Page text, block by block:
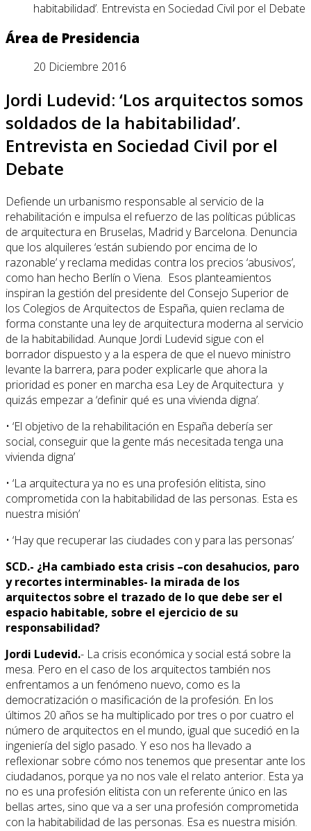
habitabilidad’. Entrevista en Sociedad Civil por el Debate
Área de Presidencia
20 Diciembre 2016
Jordi Ludevid: ‘Los arquitectos somos
soldados de la habitabilidad’.
Entrevista en Sociedad Civil por el
Debate
Defiende un urbanismo responsable al servicio de la
rehabilitación e impulsa el refuerzo de las políticas públicas
de arquitectura en Bruselas, Madrid y Barcelona. Denuncia
que los alquileres ‘están subiendo por encima de lo
razonable’ y reclama medidas contra los precios ‘abusivos’,
como han hecho Berlín o Viena. Esos planteamientos
inspiran la gestión del presidente del Consejo Superior de
los Colegios de Arquitectos de España, quien reclama de
forma constante una ley de arquitectura moderna al servicio
de la habitabilidad. Aunque Jordi Ludevid sigue con el
borrador dispuesto y a la espera de que el nuevo ministro
levante la barrera, para poder explicarle que ahora la
prioridad es poner en marcha esa Ley de Arquitectura y
quizás empezar a ‘definir qué es una vivienda digna’.
• ‘El objetivo de la rehabilitación en España debería ser
social, conseguir que la gente más necesitada tenga una
vivienda digna’
• ‘La arquitectura ya no es una profesión elitista, sino
comprometida con la habitabilidad de las personas. Esta es
nuestra misión’
• ‘Hay que recuperar las ciudades con y para las personas’
SCD.- ¿Ha cambiado esta crisis –con desahucios, paro
y recortes interminables- la mirada de los
arquitectos sobre el trazado de lo que debe ser el
espacio habitable, sobre el ejercicio de su
responsabilidad?
Jordi Ludevid.- La crisis económica y social está sobre la
mesa. Pero en el caso de los arquitectos también nos
enfrentamos a un fenómeno nuevo, como es la
democratización o masificación de la profesión. En los
últimos 20 años se ha multiplicado por tres o por cuatro el
número de arquitectos en el mundo, igual que sucedió en la
ingeniería del siglo pasado. Y eso nos ha llevado a
reflexionar sobre cómo nos tenemos que presentar ante los
ciudadanos, porque ya no nos vale el relato anterior. Esta ya
no es una profesión elitista con un referente único en las
bellas artes, sino que va a ser una profesión comprometida
con la habitabilidad de las personas. Esa es nuestra misión.